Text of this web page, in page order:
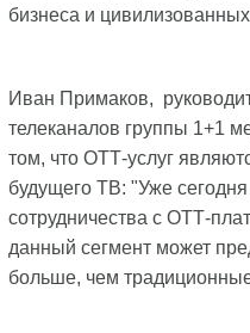
бизнеса и
Иван Примаков,
телеканалов группы 1+1
том, что ОТТ-услуг
будущего ТВ: "Уже
сотрудничества с ОТТ-
данный сегмент может
больше, чем